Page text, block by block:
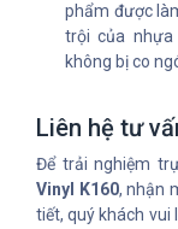
phẩm được
trội của nhựa
không bị co
Liên hệ tư
Để trải nghiệm
Vinyl K160, nhận
tiết, quý khách vui